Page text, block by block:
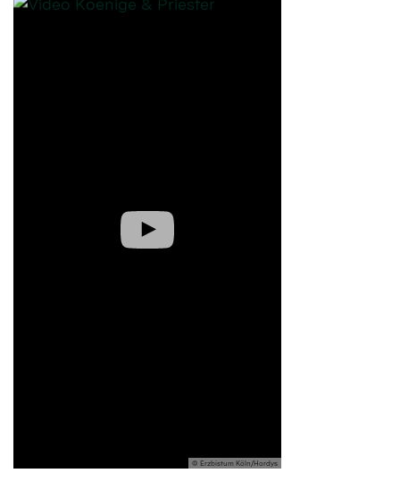
© Erzbistum Köln/Hordys